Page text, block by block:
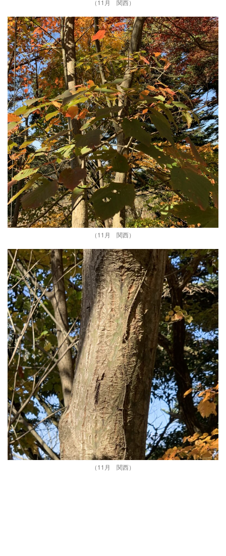
（11月 関西）
（11月 関西）
（11月 関西）